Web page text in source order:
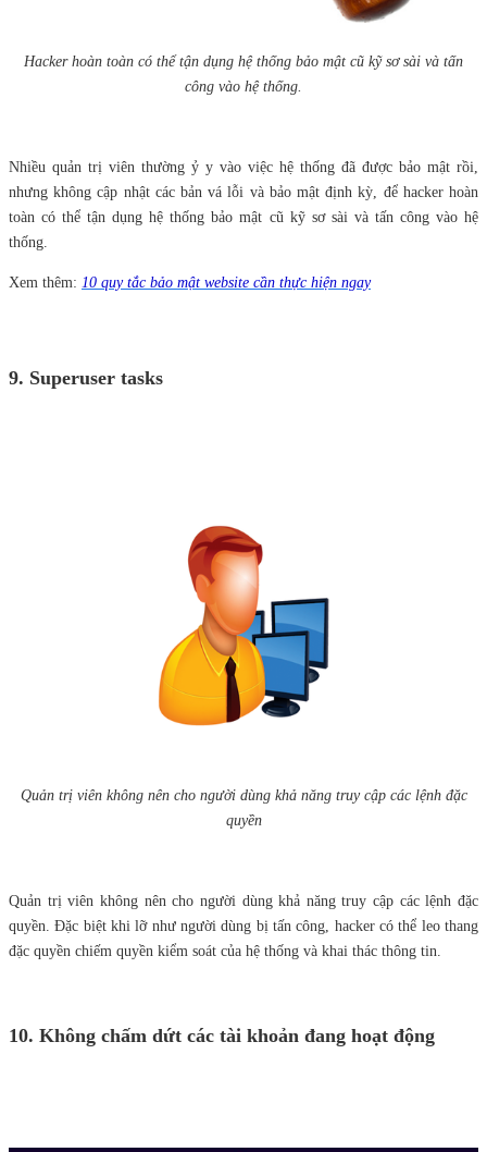
Hacker hoàn toàn có thể tận dụng hệ thống bảo mật cũ kỹ sơ sài và tấn
công vào hệ thống.
Nhiều quản trị viên thường ỷ y vào việc hệ thống đã được bảo mật rồi,
nhưng không cập nhật các bản vá lỗi và bảo mật định kỳ, để hacker hoàn
toàn có thể tận dụng hệ thống bảo mật cũ kỹ sơ sài và tấn công vào hệ
thống.
Xem thêm: 10 quy tắc bảo mật website cần thực hiện ngay
9. Superuser tasks
Quản trị viên không nên cho người dùng khả năng truy cập các lệnh đặc
quyền
Quản trị viên không nên cho người dùng khả năng truy cập các lệnh đặc
quyền. Đặc biệt khi lỡ như người dùng bị tấn công, hacker có thể leo thang
đặc quyền chiếm quyền kiểm soát của hệ thống và khai thác thông tin.
10. Không chấm dứt các tài khoản đang hoạt động